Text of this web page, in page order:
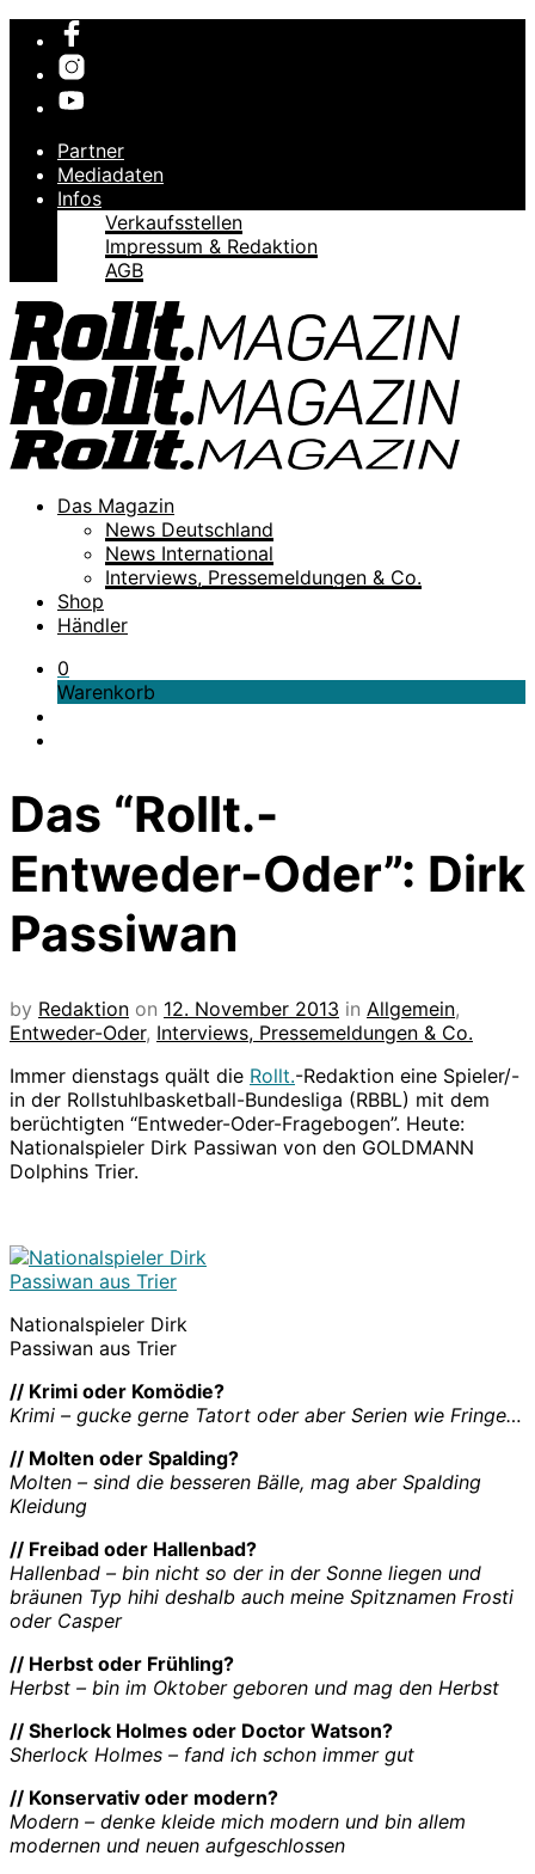
Partner
Mediadaten
Infos
Verkaufsstellen
Impressum & Redaktion
AGB
Das Magazin
News Deutschland
News International
Interviews, Pressemeldungen & Co.
Shop
Händler
0
Warenkorb
Das “Rollt.-
Entweder-Oder”: Dirk
Passiwan
by Redaktion on 12. November 2013 in Allgemein,
Entweder-Oder, Interviews, Pressemeldungen & Co.
Immer dienstags quält die Rollt.-Redaktion eine Spieler/-
in der Rollstuhlbasketball-Bundesliga (RBBL) mit dem
berüchtigten “Entweder-Oder-Fragebogen”. Heute:
Nationalspieler Dirk Passiwan von den GOLDMANN
Dolphins Trier.
Nationalspieler Dirk
Passiwan aus Trier
// Krimi oder Komödie?
Krimi – gucke gerne Tatort oder aber Serien wie Fringe…
// Molten oder Spalding?
Molten – sind die besseren Bälle, mag aber Spalding
Kleidung
// Freibad oder Hallenbad?
Hallenbad – bin nicht so der in der Sonne liegen und
bräunen Typ hihi deshalb auch meine Spitznamen Frosti
oder Casper
// Herbst oder Frühling?
Herbst – bin im Oktober geboren und mag den Herbst
// Sherlock Holmes oder Doctor Watson?
Sherlock Holmes – fand ich schon immer gut
// Konservativ oder modern?
Modern – denke kleide mich modern und bin allem
modernen und neuen aufgeschlossen